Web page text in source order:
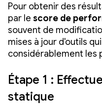
Pour obtenir des
par le score de
souvent de
mises à jour d'outils
considérablement les
Étape 1 :
statique